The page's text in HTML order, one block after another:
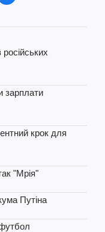
зарплати
крок для
"Мрія"
Путіна